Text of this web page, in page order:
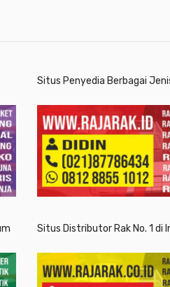
Situs Penyedia Berbagai
Situs Distributor Rak No. 1 di